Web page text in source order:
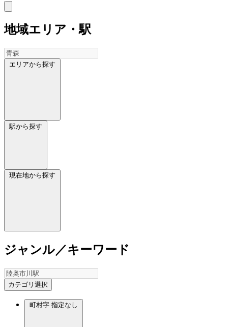
地域エリア・駅
エリアから探す
駅から探す
現在地から探す
ジャンル／キーワード
カテゴリ選択
町村字 指定なし